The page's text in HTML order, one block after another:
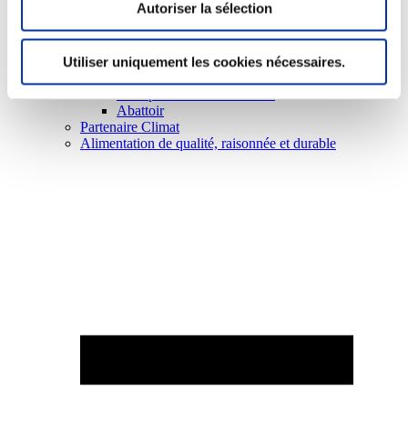
Autoriser la sélection
Utiliser uniquement les cookies nécessaires.
Abattoir
Partenaire Climat
Alimentation de qualité, raisonnée et durable